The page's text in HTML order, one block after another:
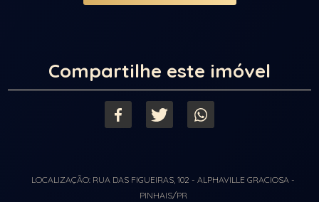
Compartilhe este imóvel
LOCALIZAÇÃO: RUA DAS FIGUEIRAS, 102 - ALPHAVILLE GRACIOSA -
PINHAIS/PR